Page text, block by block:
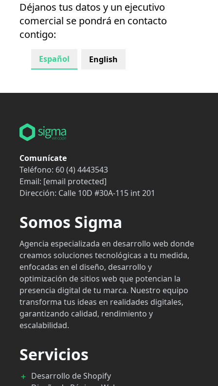
Déjanos tus datos y un ejecutivo
comercial se pondrá en contacto
contigo:
Español English
Comunícate
Teléfono: 60 (4) 4443543
Email: [email protected]
Dirección: Calle 10D #30A-115 int 201
Somos Sigma
Agencia especializada en desarrollo web donde
creamos soluciones tecnológicas a tu medida,
enfocadas en el diseño, desarrollo y
optimización de sitios web que potencian la
presencia digital de tu marca. Nuestro equipo
transforma tus ideas en realidades digitales,
garantizando calidad, rendimiento y
escalabilidad.
Servicios
Desarrollo de Shopify